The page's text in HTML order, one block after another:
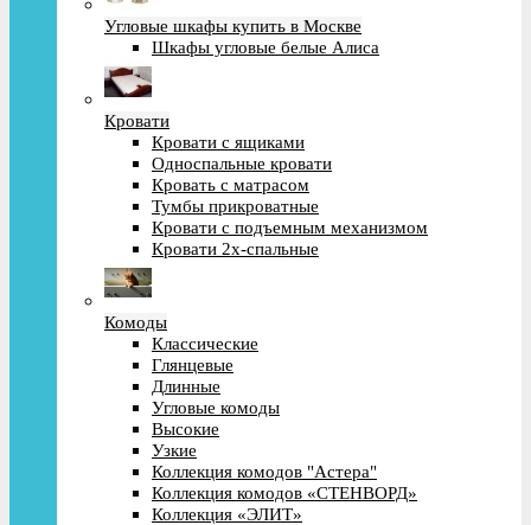
Угловые шкафы купить в Москве
Шкафы угловые белые Алиса
Кровати
Кровати с ящиками
Односпальные кровати
Кровать с матрасом
Тумбы прикроватные
Кровати с подъемным механизмом
Кровати 2х-спальные
Комоды
Классические
Глянцевые
Длинные
Угловые комоды
Высокие
Узкие
Коллекция комодов "Астера"
Коллекция комодов «СТЕНВОРД»
Коллекция «ЭЛИТ»